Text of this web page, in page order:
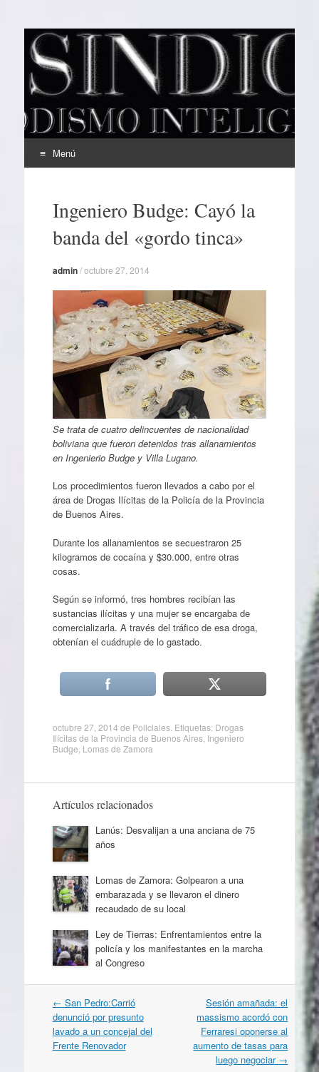
EL SINDICAL
Periodismo Inteligente
Menú
contenidoIngeniero Budge: Cayó la
banda del «gordo tinca»
admin/octubre 27, 2014
Se trata de cuatro delincuentes de nacionalidad
boliviana que fueron detenidos tras allanamientos
en Ingenierio Budge y Villa Lugano.
Los procedimientos fueron llevados a cabo por el
área de Drogas Ilícitas de la Policía de la Provincia
de Buenos Aires.
Durante los allanamientos se secuestraron 25
kilogramos de cocaína y $30.000, entre otras
cosas.
Según se informó, tres hombres recibían las
sustancias ilícitas y una mujer se encargaba de
comercializarla. A través del tráfico de esa droga,
obtenían el cuádruple de lo gastado.
octubre 27, 2014 de Policiales. Etiquetas: Drogas
Ilícitas de la Provincia de Buenos Aires, Ingeniero
Budge Lomas de Zamora
Artículos relacionados
Lanús: Desvalijan a una anciana de 75
años
Lomas de Zamora: Golpearon a una
embarazada y se llevaron el dinero
recaudado de su local
Ley de Tierras: Enfrentamientos entre la
policía y los manifestantes en la marcha
al Congreso
Navegación
por
artículos
← San Pedro:Carrió
denunció por presunto
lavado a un concejal del
Frente Renovador
Sesión amañada: el
massismo acordó con
Ferraresi oponerse al
aumento de tasas para
luego negociar →